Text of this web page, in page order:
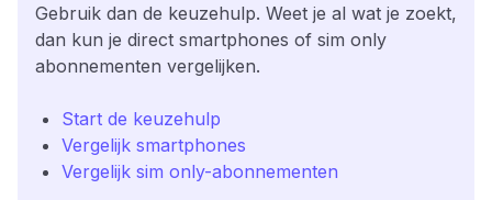
Gebruik dan de keuzehulp. Weet je al wat je zoekt,
dan kun je direct smartphones of sim only
abonnementen vergelijken.
Start de keuzehulp
Vergelijk smartphones
Vergelijk sim only-abonnementen